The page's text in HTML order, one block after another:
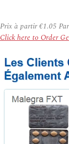
Prix à partir€1.05
Click here to Order